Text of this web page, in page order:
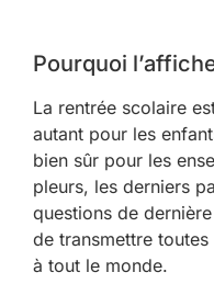
Pourquoi
La rentrée scolaire
autant pour les
bien sûr pour les
pleurs, les derniers
questions de
de transmettre
à tout le monde.